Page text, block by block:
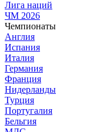
Лига наций
ЧМ 2026
Чемпионаты
Англия
Испания
Италия
Германия
Франция
Нидерланды
Турция
Португалия
Бельгия